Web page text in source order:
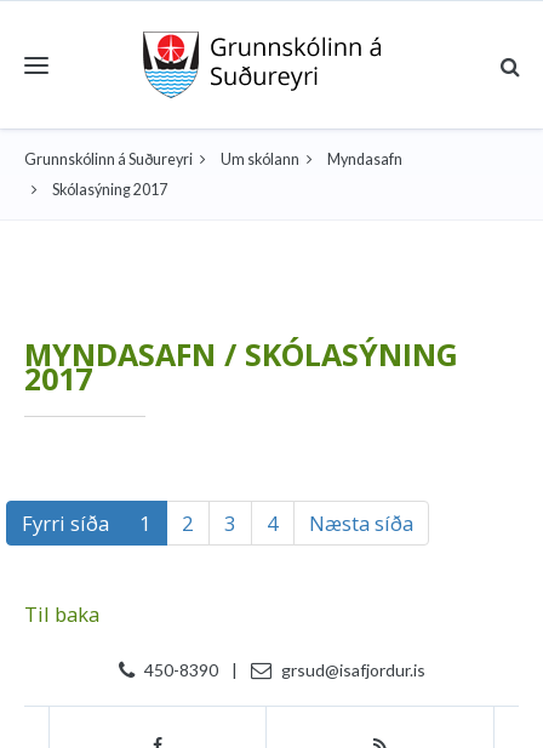
Toggle navigation
Grunnskólinn á Suðureyri Um skólann
Myndasafn
Skólasýning 2017
MYNDASAFN / SKÓLASÝNING
2017
Fyrri síða 1 2 3 4 Næsta síða
Til baka
450-8390 | grsud@isafjordur.is